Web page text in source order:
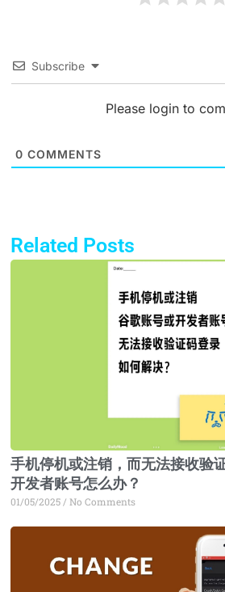
Subscribe
Please login to
0 COMMENTS
Related Posts
手机停机或注销，而无法接收验
开发者账号怎么办？
01/05/2025 No Comments
Page